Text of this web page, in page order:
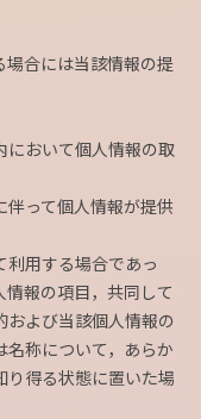
場合には当該情報の提
において個人情報の取
伴って個人情報が提供
利用する場合であっ
報の項目，共同して
よび当該個人情報の
称について，あらか
り得る状態に置いた場